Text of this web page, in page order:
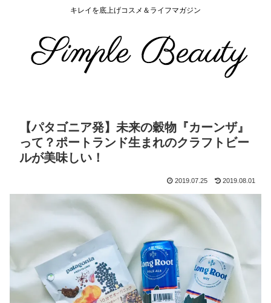
キレイを底上げコスメ＆ライフマガジン
【パタゴニア発】未来の穀物『カーンザ』
って？ポートランド生まれのクラフトビー
ルが美味しい！
2019.07.25 2019.08.01